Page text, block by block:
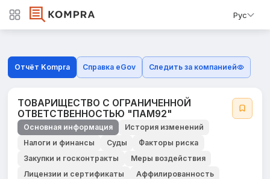
Рус
Отчёт Kompra Справка eGov Следить за компанией
ТОВАРИЩЕСТВО С ОГРАНИЧЕННОЙ
ОТВЕТСТВЕННОСТЬЮ "ПАМ92"
Основная информация
История изменений
Налоги и финансы
Суды
Факторы риска
Закупки и госконтракты
Меры воздействия
Лицензии и сертификаты
Аффилированность